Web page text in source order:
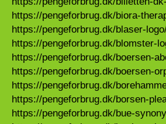
https://pengeforbrug.dk/biora-
https://pengeforbrug.dk/blaser-
https://pengeforbrug.dk/blomster-
https://pengeforbrug.dk/boersen-
https://pengeforbrug.dk/boersen-
https://pengeforbrug.dk/
https://pengeforbrug.dk/borsen-
https://pengeforbrug.dk/bue-